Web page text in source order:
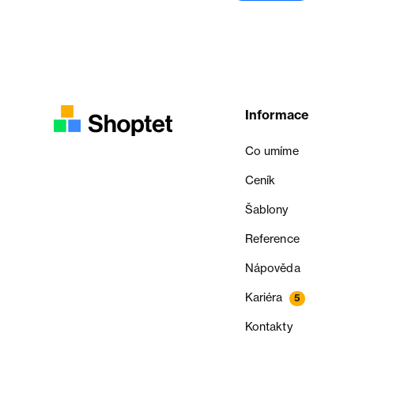
Informace
Co umíme
Ceník
Šablony
Reference
Nápověda
Kariéra 5
Kontakty